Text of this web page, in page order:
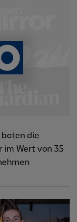
die
im Wert von 35